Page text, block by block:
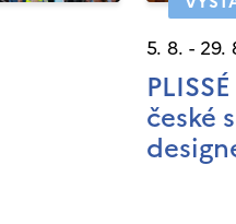
5. 8. - 29.
české